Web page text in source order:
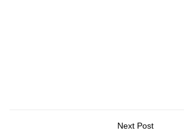
Next Post